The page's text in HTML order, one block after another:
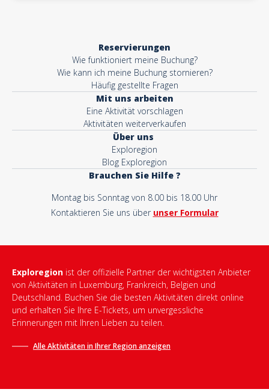
Reservierungen
Wie funktioniert meine Buchung?
Wie kann ich meine Buchung stornieren?
Häufig gestellte Fragen
Mit uns arbeiten
Eine Aktivität vorschlagen
Aktivitäten weiterverkaufen
Über uns
Exploregion
Blog Exploregion
Brauchen Sie Hilfe ?
Montag bis Sonntag von 8.00 bis 18.00 Uhr
Kontaktieren Sie uns über unser Formular
Exploregion ist der offizielle Partner der wichtigsten Anbieter
von Aktivitäten in Luxemburg, Frankreich, Belgien und
Deutschland. Buchen Sie die besten Aktivitäten direkt online
und erhalten Sie Ihre E-Tickets, um unvergessliche
Erinnerungen mit Ihren Lieben zu teilen.
Alle Aktivitäten in Ihrer Region anzeigen